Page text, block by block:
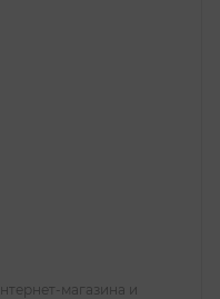
магазина и